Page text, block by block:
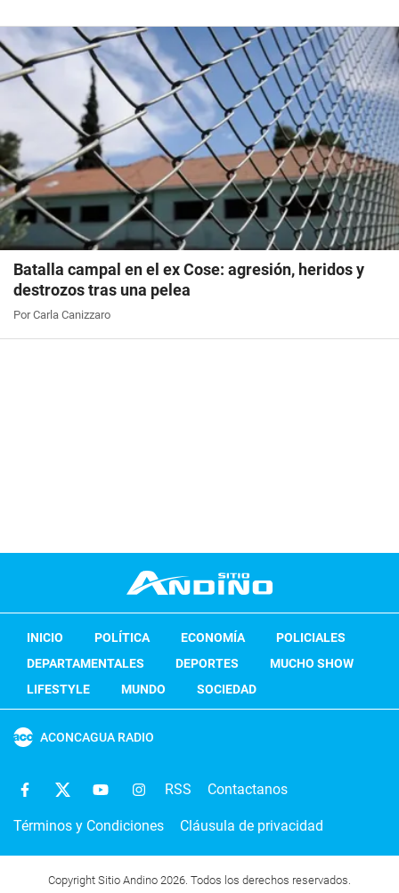
Batalla campal en el ex Cose: agresión, heridos y
destrozos tras una pelea
Por Carla Canizzaro
INICIO POLÍTICA ECONOMÍA
POLICIALES
DEPARTAMENTALES
DEPORTES
MUCHO SHOW
LIFESTYLE
MUNDO SOCIEDAD
ACONCAGUA RADIO
RSS Contactanos
Términos y Condiciones Cláusula de privacidad
Copyright Sitio Andino 2026. Todos los derechos reservados.